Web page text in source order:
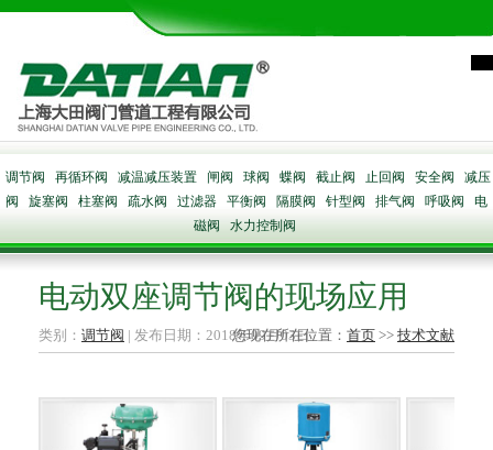
调节阀 再循环阀 减温减压装置 闸阀 球阀 蝶阀 截止阀 止回阀 安全阀
减压
阀
旋塞阀 柱塞阀 疏水阀 过滤器 平衡阀 隔膜阀 针型阀 排气阀 呼吸阀
电
磁阀
水力控制阀
电动双座调节阀的现场应用
类别： 调节阀 | 发布日期：2018年09月03日
您现在所在位置： 首页 >> 技术文献